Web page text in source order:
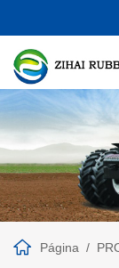
Página